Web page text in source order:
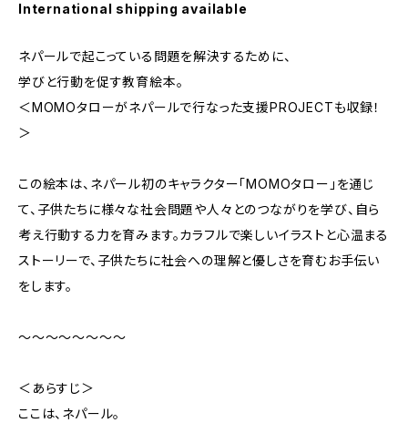
International shipping available
ネパールで起こっている問題を解決するために、
学びと行動を促す教育絵本。
＜MOMOタローがネパールで行なった支援PROJECTも収録！
＞
この絵本は、ネパール初のキャラクター「MOMOタロー」を通じ
て、子供たちに様々な社会問題や人々とのつながりを学び、自ら
考え行動する力を育みます。カラフルで楽しいイラストと心温まる
ストーリーで、子供たちに社会への理解と優しさを育むお手伝い
をします。
〜〜〜〜〜〜〜〜
＜あらすじ＞
ここは、ネパール。